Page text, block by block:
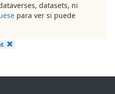
datasets, ni
para ver si puede